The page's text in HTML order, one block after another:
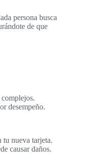
persona busca
de que
desempeño.
tu nueva tarjeta.
causar daños.